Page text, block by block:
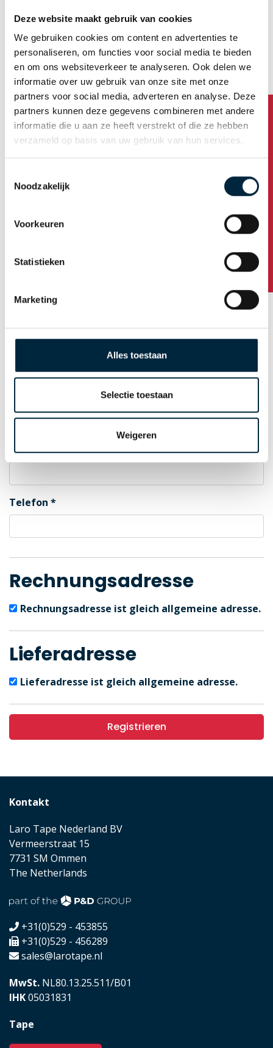
Deze website maakt gebruik van cookies
We gebruiken cookies om content en advertenties te
personaliseren, om functies voor social media te bieden
en om ons websiteverkeer te analyseren. Ook delen we
informatie over uw gebruik van onze site met onze
partners voor social media, adverteren en analyse. Deze
partners kunnen deze gegevens combineren met andere
informatie die u aan ze heeft verstrekt of die ze hebben
verzameld op basis van uw gebruik van hun services.
Noodzakelijk
Voorkeuren
Statistieken
Marketing
Alles toestaan
Selectie toestaan
Weigeren
Haben Sie Fragen?
Automatische Kennwortgenerierung
Firmenanschrift
Name der Firma
Adresse
E-Mail zur Auftragsbestätigung
Telefon
Rechnungsadresse
Rechnungsadresse ist gleich allgemeine adresse.
Lieferadresse
Lieferadresse ist gleich allgemeine adresse.
Registrieren
Kontakt
Laro Tape Nederland BV
Vermeerstraat 15
7731 SM Ommen
The Netherlands
+31(0)529 - 453855
+31(0)529 - 456289
sales@larotape.nl
MwSt. NL80.13.25.511/B01
IHK05031831
Tape